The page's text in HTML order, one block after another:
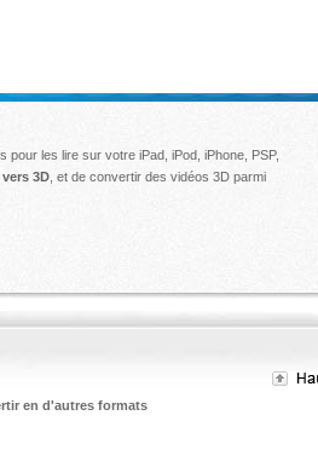
les lire sur votre iPad, iPod, iPhone, PSP,
vers 3D , et de convertir des vidéos 3D parmi
en d'autres formats